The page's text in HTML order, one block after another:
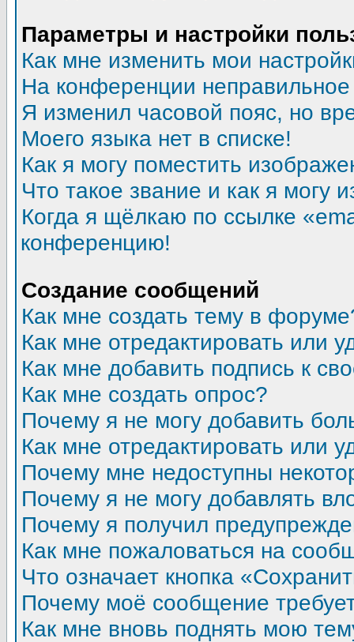
Параметры и настройки
Как мне изменить мои
На конференции
Я изменил часовой пояс, но
Моего языка нет в списке!
Как я могу поместить
Что такое звание и как я могу
Когда я щёлкаю по ссылке
конференцию!
Создание сообщений
Как мне создать тему в
Как мне отредактировать или
Как мне добавить подпись к
Как мне создать опрос?
Почему я не могу добавить
Как мне отредактировать или
Почему мне недоступны
Почему я не могу добавлять
Почему я получил
Как мне пожаловаться на
Что означает кнопка
Почему моё сообщение
Как мне вновь поднять мою